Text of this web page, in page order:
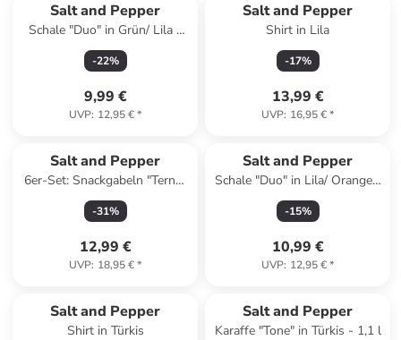
Salt and Pepper
Schale "Duo" in Grün/ Lila -
(H)5 x Ø 21 cm
-22%
9,99 €
UVP: 12,95 €*
Salt and Pepper
Shirt in Lila
-17%
13,99 €
UVP: 16,95 €*
Salt and Pepper
6er-Set: Snackgabeln "Terno"
in Schwarz - (L)14 cm
-31%
12,99 €
UVP: 18,95 €*
Salt and Pepper
Schale "Duo" in Lila/ Orange -
(H)5 x Ø 21 cm
-15%
10,99 €
UVP: 12,95 €*
Salt and Pepper
Shirt in Türkis
Salt and Pepper
Karaffe "Tone" in Türkis - 1,1 l